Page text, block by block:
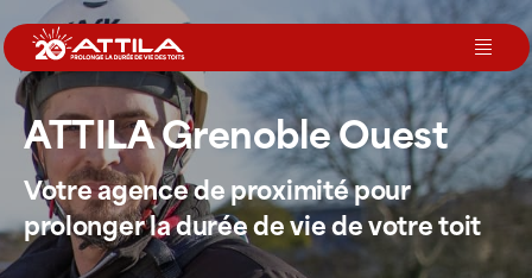
Passer
au
contenu
Le groupe
Nos services
ATTILA Grenoble Ouest
Votre agence de proximité pour
prolonger la durée de vie de votre toit